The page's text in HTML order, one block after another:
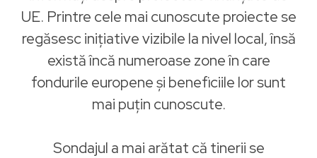
UE. Printre cele mai cunoscute proiecte se
regăsesc inițiative vizibile la nivel local, însă
există încă numeroase zone în care
fondurile europene și beneficiile lor sunt
mai puțin cunoscute.
Sondajul a mai arătat că tinerii se